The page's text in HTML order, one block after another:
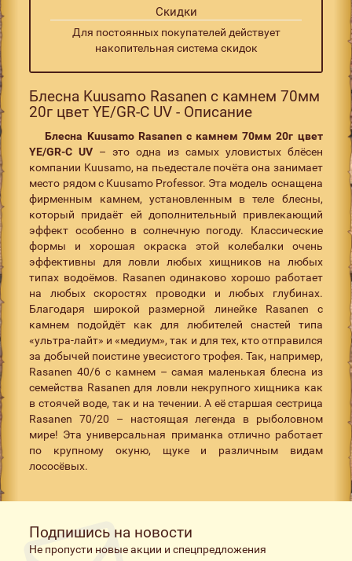
Скидки
Для постоянных покупателей действует
накопительная система скидок
Блесна Kuusamo Rasanen с камнем 70мм
20г цвет YE/GR-C UV - Описание
Блесна Kuusamo Rasanen с камнем 70мм 20г цвет
YE/GR-C UV – это одна из самых уловистых блёсен
компании Kuusamo, на пьедестале почёта она занимает
место рядом с Kuusamo Professor. Эта модель оснащена
фирменным камнем, установленным в теле блесны,
который придаёт ей дополнительный привлекающий
эффект особенно в солнечную погоду. Классические
формы и хорошая окраска этой колебалки очень
эффективны для ловли любых хищников на любых
типах водоёмов. Rasanen одинаково хорошо работает
на любых скоростях проводки и любых глубинах.
Благодаря широкой размерной линейке Rasanen с
камнем подойдёт как для любителей снастей типа
«ультра-лайт» и «медиум», так и для тех, кто отправился
за добычей поистине увесистого трофея. Так, например,
Rasanen 40/6 с камнем – самая маленькая блесна из
семейства Rasanen для ловли некрупного хищника как
в стоячей воде, так и на течении. А её старшая сестрица
Rasanen 70/20 – настоящая легенда в рыболовном
мире! Эта универсальная приманка отлично работает
по крупному окуню, щуке и различным видам
лососёвых.
Подпишись на новости
Не пропусти новые акции и спецпредложения